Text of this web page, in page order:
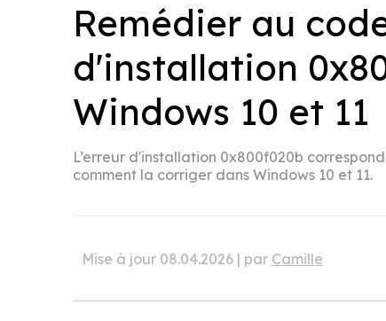
Remédier au
d'installation
Windows 10 et 11
L’erreur d'installation 0x800f020b
comment la corriger dans Windows 10 et 11.
Mise à jour 08.04.2026 | par Camille